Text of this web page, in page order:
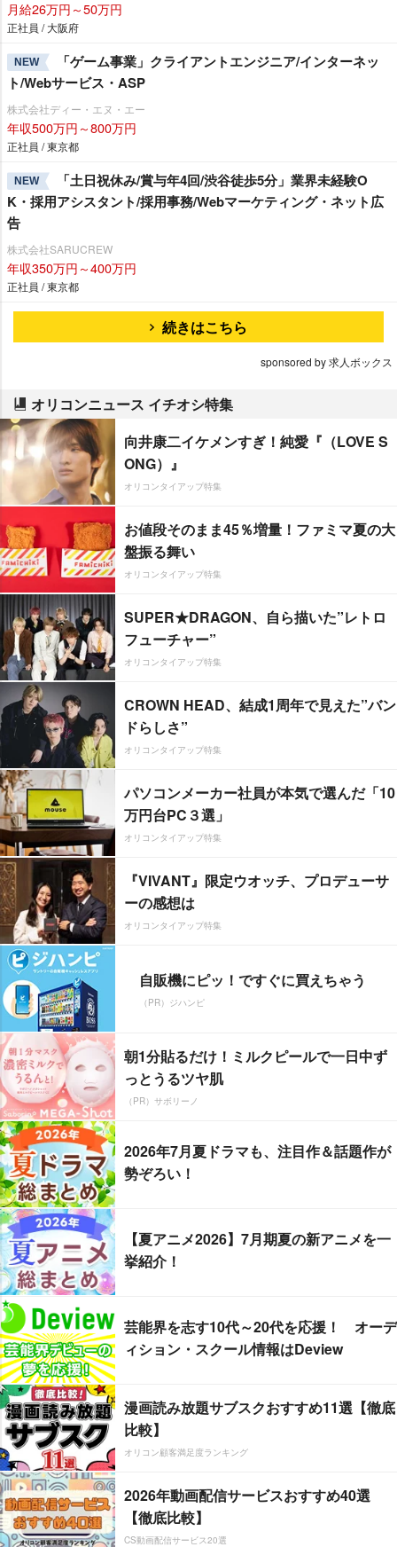
月給26万円～50万円
正社員 / 大阪府
NEW
「ゲーム事業」クライアントエンジニア/インターネッ
ト/Webサービス・ASP
株式会社ディー・エヌ・エー
年収500万円～800万円
正社員 / 東京都
NEW
「土日祝休み/賞与年4回/渋谷徒歩5分」業界未経験O
K・採用アシスタント/採用事務/Webマーケティング・ネット広
告
株式会社SARUCREW
年収350万円～400万円
正社員 / 東京都
続きはこちら
sponsored by 求人ボックス
オリコンニュース イチオシ特集
向井康二イケメンすぎ！純愛『（LOVE S
ONG）』
オリコンタイアップ特集
お値段そのまま45％増量！ファミマ夏の大
盤振る舞い
オリコンタイアップ特集
SUPER★DRAGON、自ら描いた”レトロ
フューチャー”
オリコンタイアップ特集
CROWN HEAD、結成1周年で見えた”バン
ドらしさ”
オリコンタイアップ特集
パソコンメーカー社員が本気で選んだ「10
万円台PC３選」
オリコンタイアップ特集
『VIVANT』限定ウオッチ、プロデューサ
ーの感想は
オリコンタイアップ特集
自販機にピッ！ですぐに買えちゃう
（PR）ジハンピ
朝1分貼るだけ！ミルクピールで一日中ず
っとうるツヤ肌
（PR）サボリーノ
2026年7月夏ドラマも、注目作＆話題作が
勢ぞろい！
【夏アニメ2026】7月期夏の新アニメを一
挙紹介！
芸能界を志す10代～20代を応援！ オーデ
ィション・スクール情報はDeview
漫画読み放題サブスクおすすめ11選【徹底
比較】
オリコン顧客満足度ランキング
2026年動画配信サービスおすすめ40選
【徹底比較】
CS動画配信サービス20選